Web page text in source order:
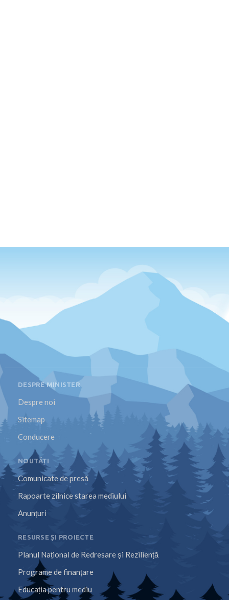
DESPRE MINISTER
Despre noi
Sitemap
Conducere
NOUTĂȚI
Comunicate de presă
Rapoarte zilnice starea mediului
Anunțuri
RESURSE ȘI PROIECTE
Planul Național de Redresare și Reziliență
Programe de finanțare
Educația pentru mediu